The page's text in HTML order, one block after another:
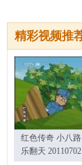
精彩视频推
红色传奇 小八
乐翻天 20110702